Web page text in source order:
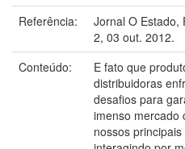
Referência:
Jornal O Estado,
2, 03 out. 2012.
Conteúdo:
E fato que
distribuidoras
desaﬁos para
imenso mercado
nossos